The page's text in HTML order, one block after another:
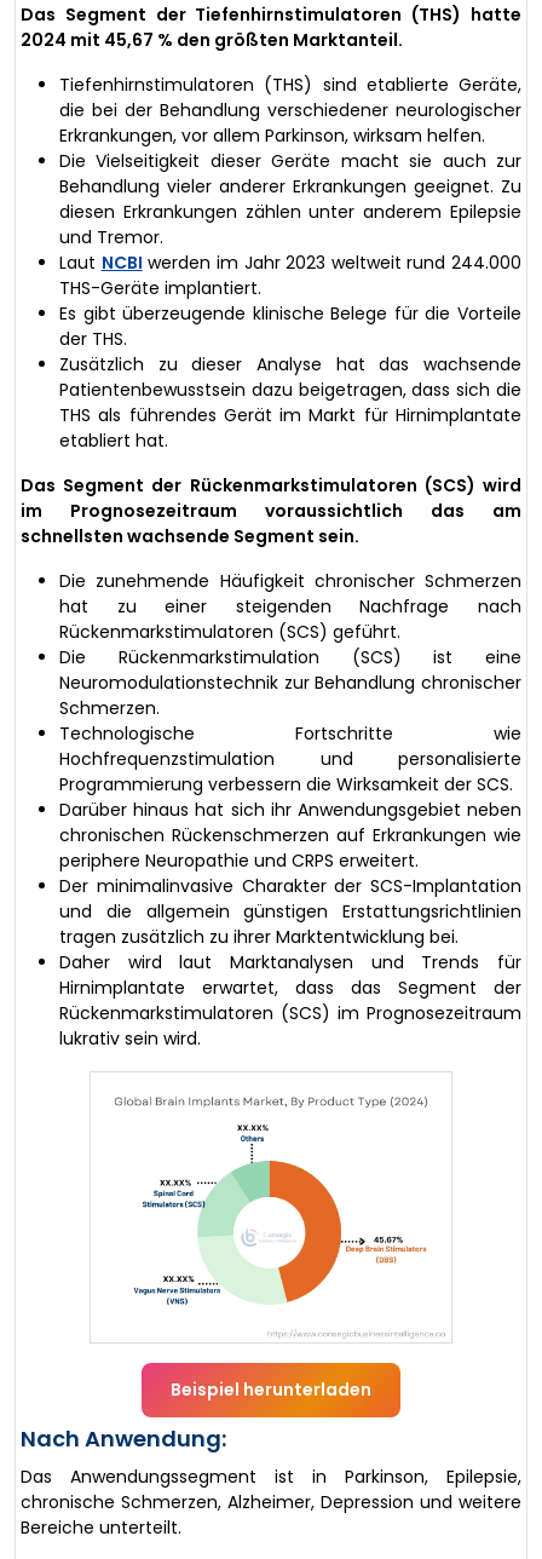
Das Segment der Tiefenhirnstimulatoren (THS) hatte
2024 mit 45,67 % den größten Marktanteil.
Tiefenhirnstimulatoren (THS) sind etablierte Geräte,
die bei der Behandlung verschiedener neurologischer
Erkrankungen, vor allem Parkinson, wirksam helfen.
Die Vielseitigkeit dieser Geräte macht sie auch zur
Behandlung vieler anderer Erkrankungen geeignet. Zu
diesen Erkrankungen zählen unter anderem Epilepsie
und Tremor.
Laut NCBI werden im Jahr 2023 weltweit rund 244.000
THS-Geräte implantiert.
Es gibt überzeugende klinische Belege für die Vorteile
der THS.
Zusätzlich zu dieser Analyse hat das wachsende
Patientenbewusstsein dazu beigetragen, dass sich die
THS als führendes Gerät im Markt für Hirnimplantate
etabliert hat.
Das Segment der Rückenmarkstimulatoren (SCS) wird
im Prognosezeitraum voraussichtlich das am
schnellsten wachsende Segment sein.
Die zunehmende Häufigkeit chronischer Schmerzen
hat zu einer steigenden Nachfrage nach
Rückenmarkstimulatoren (SCS) geführt.
Die Rückenmarkstimulation (SCS) ist eine
Neuromodulationstechnik zur Behandlung chronischer
Schmerzen.
Technologische Fortschritte wie
Hochfrequenzstimulation und personalisierte
Programmierung verbessern die Wirksamkeit der SCS.
Darüber hinaus hat sich ihr Anwendungsgebiet neben
chronischen Rückenschmerzen auf Erkrankungen wie
periphere Neuropathie und CRPS erweitert.
Der minimalinvasive Charakter der SCS-Implantation
und die allgemein günstigen Erstattungsrichtlinien
tragen zusätzlich zu ihrer Marktentwicklung bei.
Daher wird laut Marktanalysen und Trends für
Hirnimplantate erwartet, dass das Segment der
Rückenmarkstimulatoren (SCS) im Prognosezeitraum
lukrativ sein wird.
Beispiel herunterladen
Nach Anwendung:
Das Anwendungssegment ist in Parkinson, Epilepsie,
chronische Schmerzen, Alzheimer, Depression und weitere
Bereiche unterteilt.